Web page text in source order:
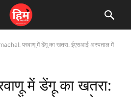
परवाणू में डेंगू का खतरा: ईएसआई अस्पताल में
में डेंगू का खतरा: